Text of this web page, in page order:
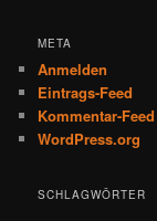
META
Anmelden
Eintrags-Feed
Kommentar-Feed
WordPress.org
SCHLAGWÖRTER